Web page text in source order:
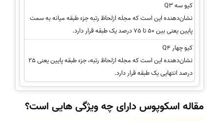
کیو سه Q3
نشان‌دهنده این است که مجله ازلحاظ رتبه جزء طبقه میانه به سمت
پایین یعنی بین 50 تا 75 درصد یک طبقه قرار دارد.
کیو چهار Q4
نشان‌دهنده این است که مجله ازلحاظ رتبه، جزء طبقه پایین یعنی 25
درصد انتهایی یک طبقه قرار دارد.
مقاله اسکوپوس دارای چه ویژگی هایی است؟